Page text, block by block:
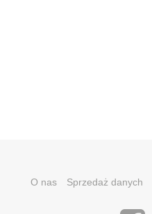
O nas Sprzedaż danych